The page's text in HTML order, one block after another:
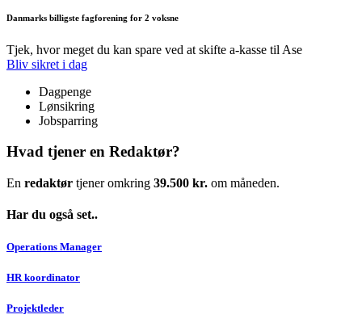
Danmarks billigste fagforening for 2 voksne
Tjek, hvor meget du kan spare ved at skifte a-kasse til Ase
Bliv sikret i dag
Dagpenge
Lønsikring
Jobsparring
Hvad tjener en Redaktør?
En redaktør tjener omkring 39.500 kr. om måneden.
Har du også set..
Operations Manager
HR koordinator
Projektleder